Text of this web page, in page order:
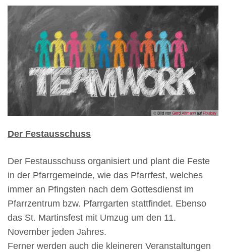
© Bild vonGerd AltmannaufPixabay
Der Festausschuss
Der Festausschuss organisiert und plant die Feste
in der Pfarrgemeinde, wie das Pfarrfest, welches
immer an Pfingsten nach dem Gottesdienst im
Pfarrzentrum bzw. Pfarrgarten stattfindet. Ebenso
das St. Martinsfest mit Umzug um den 11.
November jeden Jahres.
Ferner werden auch die kleineren Veranstaltungen